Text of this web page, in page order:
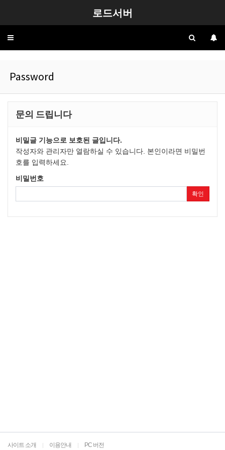
로드서버
Toggle
Password
문의 드립니다
비밀글 기능으로 보호된 글입니다.
작성자와 관리자만 열람하실 수 있습니다. 본인이라면 비밀번
호를 입력하세요.
비밀번호
확인
사이트 소개 | 이용안내 | PC 버전